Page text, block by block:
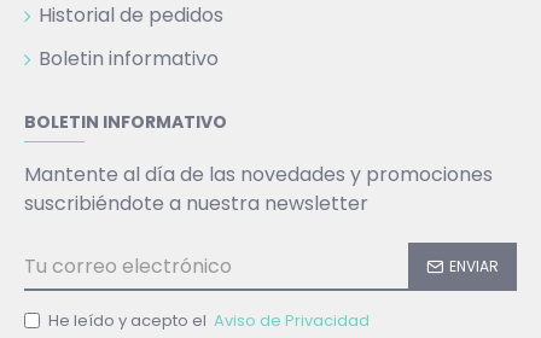
Historial de pedidos
Boletin informativo
BOLETIN INFORMATIVO
Mantente al día de las novedades y promociones
suscribiéndote a nuestra newsletter
ENVIAR
He leído y acepto el Aviso de Privacidad